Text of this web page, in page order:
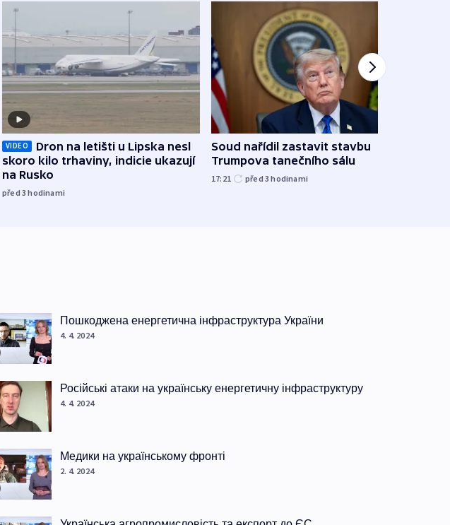
VIDEO
Dron na letišti u Lipska nesl
skoro kilo trhaviny, indicie ukazují
na Rusko
před 3hodinami
Soud nařídil zastavit stavbu
Trumpova tanečního sálu
17:21 před 3hodinami
Пошкоджена енергетична інфраструктура України
4. 4. 2024
Російські атаки на українську енергетичну інфраструктуру
4. 4. 2024
Медики на українському фронті
2. 4. 2024